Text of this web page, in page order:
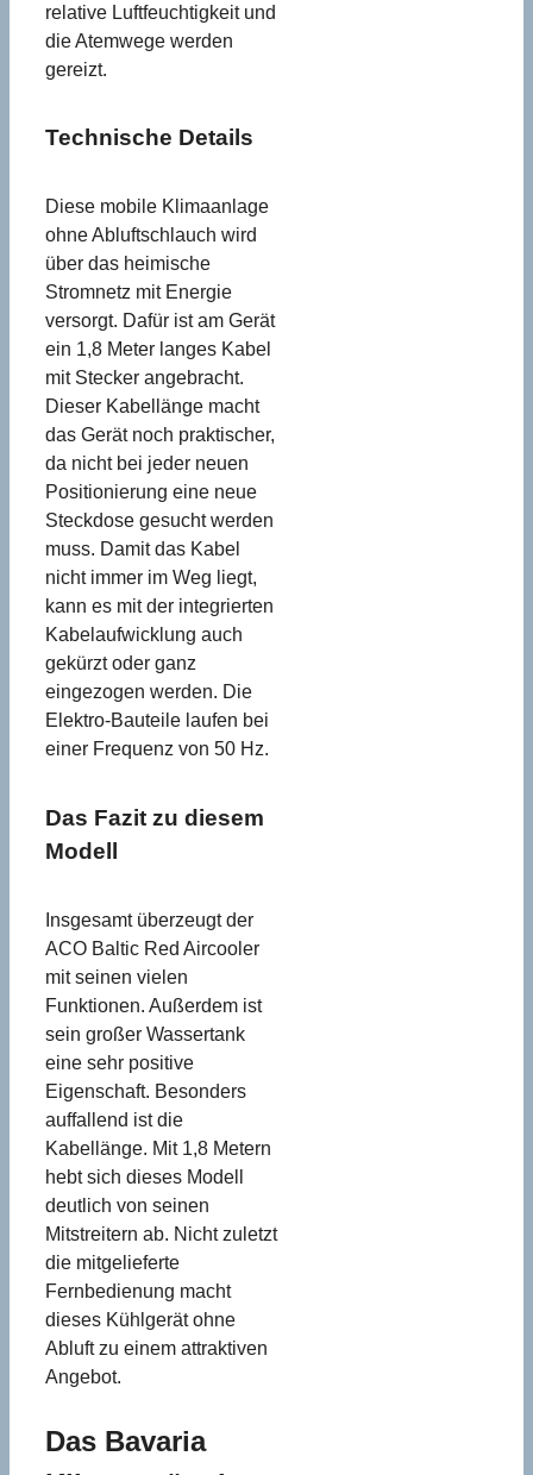
relative Luftfeuchtigkeit und
die Atemwege werden
gereizt.
Technische Details
Diese mobile Klimaanlage
ohne Abluftschlauch wird
über das heimische
Stromnetz mit Energie
versorgt. Dafür ist am Gerät
ein 1,8 Meter langes Kabel
mit Stecker angebracht.
Dieser Kabellänge macht
das Gerät noch praktischer,
da nicht bei jeder neuen
Positionierung eine neue
Steckdose gesucht werden
muss. Damit das Kabel
nicht immer im Weg liegt,
kann es mit der integrierten
Kabelaufwicklung auch
gekürzt oder ganz
eingezogen werden. Die
Elektro-Bauteile laufen bei
einer Frequenz von 50 Hz.
Das Fazit zu diesem
Modell
Insgesamt überzeugt der
ACO Baltic Red Aircooler
mit seinen vielen
Funktionen. Außerdem ist
sein großer Wassertank
eine sehr positive
Eigenschaft. Besonders
auffallend ist die
Kabellänge. Mit 1,8 Metern
hebt sich dieses Modell
deutlich von seinen
Mitstreitern ab. Nicht zuletzt
die mitgelieferte
Fernbedienung macht
dieses Kühlgerät ohne
Abluft zu einem attraktiven
Angebot.
Das Bavaria